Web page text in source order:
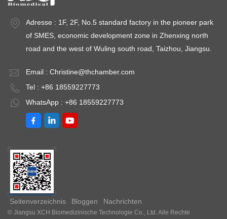
Adresse : 1F, 2F, No.5 standard factory in the pioneer park
of SMES, economic development zone in Zhenxing north
road and the west of Wuling south road, Taizhou, Jiangsu.
Email : Christine@thchamber.com
Tel : +86 18559227773
WhatsApp : +86 18559227773
Seitenverzeichnis Bloggen Nachrichten
© Jiangsu XCH Biomedizinische Technologie Co., Ltd. Alle Rechte